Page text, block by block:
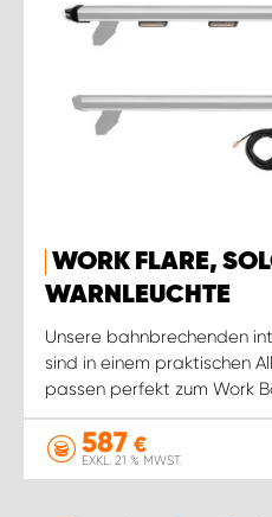
WORK FLARE,
WARNLEUCHTE
Unsere bahnbrechenden
sind in einem praktischen
passen perfekt zum Work
587 €
EXKL. 21 % MWST.